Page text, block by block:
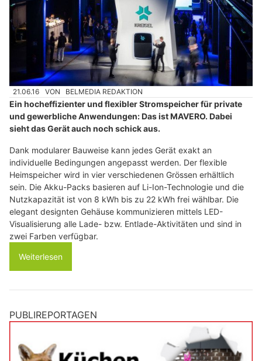
21.06.16 VON BELMEDIA REDAKTION
Ein hocheffizienter und flexibler Stromspeicher für private
und gewerbliche Anwendungen: Das ist MAVERO. Dabei
sieht das Gerät auch noch schick aus.
Dank modularer Bauweise kann jedes Gerät exakt an
individuelle Bedingungen angepasst werden. Der flexible
Heimspeicher wird in vier verschiedenen Grössen erhältlich
sein. Die Akku-Packs basieren auf Li-Ion-Technologie und die
Nutzkapazität ist von 8 kWh bis zu 22 kWh frei wählbar. Die
elegant designten Gehäuse kommunizieren mittels LED-
Visualisierung alle Lade- bzw. Entlade-Aktivitäten und sind in
zwei Farben verfügbar.
Weiterlesen
PUBLIREPORTAGEN